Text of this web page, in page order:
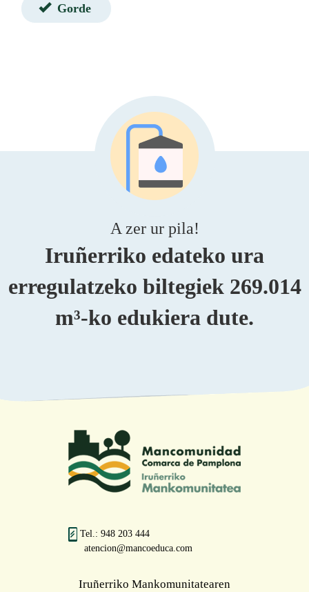
Gorde
A zer ur pila!
Iruñerriko edateko ura
erregulatzeko biltegiek 269.014
m³-ko edukiera dute.
Tel.: 948 203 444
atencion@mancoeduca.com
Iruñerriko Mankomunitatearen